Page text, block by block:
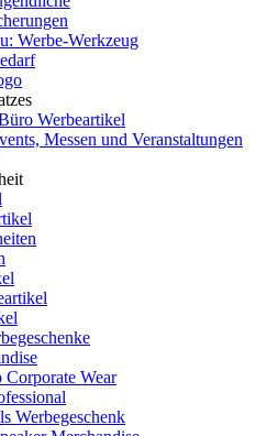
Werbe-Werkzeug
Werbeartikel
Messen und Veranstaltungen
Corporate Wear
Werbegeschenk